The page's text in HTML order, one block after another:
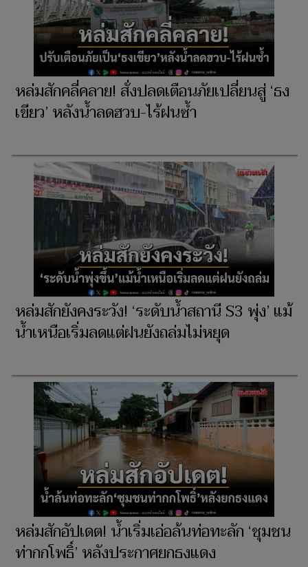
หล่มสักคลี่คลาย! สั่งปลดเตือนภัยเปลี่ยนสู่ ‘ธง
เขียว’ หลังน้ำลดฮวบ-ไร้ฝนซ้ำ
หล่มสักยังคงระวัง! ‘ระดับน้ำสถานี S3 พุ่ง’ แม้
น้ำเหนือเริ่มลดแต่ฝนยังถล่มไม่หยุด
หล่มสักอัปเดต! น้ำเริ่มเอ่อล้นท่อทะลัก ‘ชุมชน
ท่ากกโพธิ์’ หลังประกาศยกธงแดง